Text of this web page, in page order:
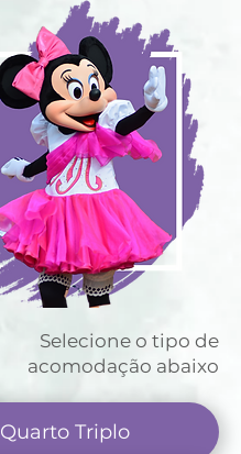
Selecione o tipo de
acomodação abaixo
Quarto Triplo